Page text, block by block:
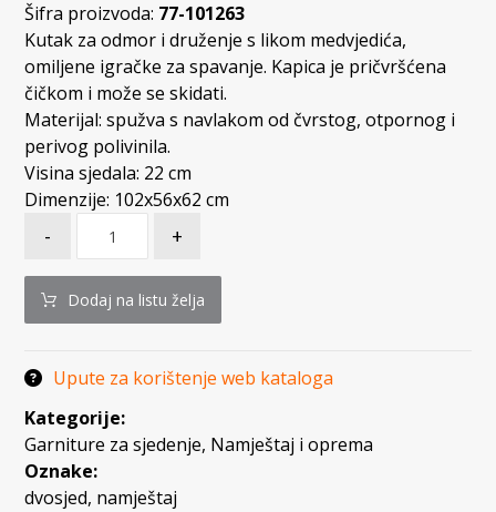
Šifra proizvoda: 77-101263
Kutak za odmor i druženje s likom medvjedića,
omiljene igračke za spavanje. Kapica je pričvršćena
čičkom i može se skidati.
Materijal: spužva s navlakom od čvrstog, otpornog i
perivog polivinila.
Visina sjedala: 22 cm
Dimenzije: 102x56x62 cm
- +
Dodaj na listu želja
Upute za korištenje web kataloga
Kategorije:
Garniture za sjedenje, Namještaj i oprema
Oznake:
dvosjed, namještaj